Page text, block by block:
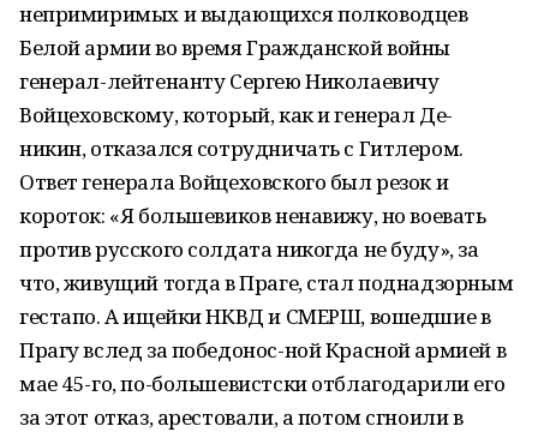
непримиримых и выдающихся полководцев
Белой армии во время Гражданской войны
генерал-лейтенанту Сергею Николаевичу
Войцеховскому, который, как и генерал Де-
никин, отказался сотрудничать с Гитлером.
Ответ генерала Войцеховского был резок и
короток: «Я большевиков ненавижу, но воевать
против русского солдата никогда не буду», за
что, живущий тогда в Праге, стал поднадзорным
гестапо. А ищейки НКВД и СМЕРШ, вошедшие в
Прагу вслед за победонос-ной Красной армией в
мае 45-го, по-большевистски отблагодарили его
за этот отказ, арестовали, а потом сгноили в